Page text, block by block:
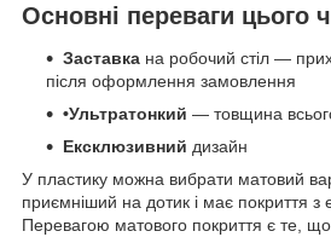
Основні переваги цього
Заставка на робочий стіл —
після оформлення замовлення
•Ультратонкий — товщина
Ексклюзивний дизайн
У пластику можна вибрати матовий
приємніший на дотик і має покриття
Перевагою матового покриття є те,